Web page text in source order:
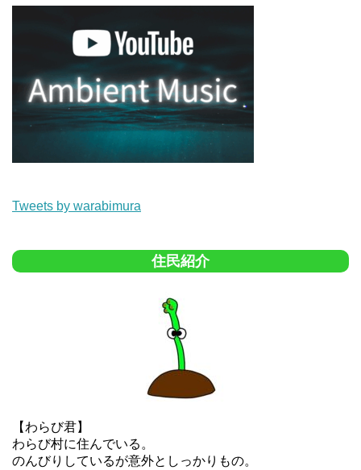
Tweets by warabimura
住民紹介
【わらび君】
わらび村に住んでいる。
のんびりしているが意外としっかりもの。